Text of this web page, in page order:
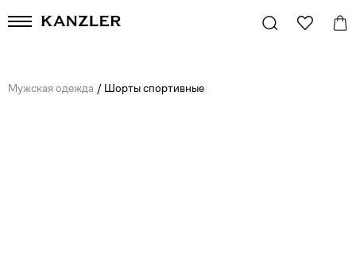
Мужская одежда / Шорты спортивные